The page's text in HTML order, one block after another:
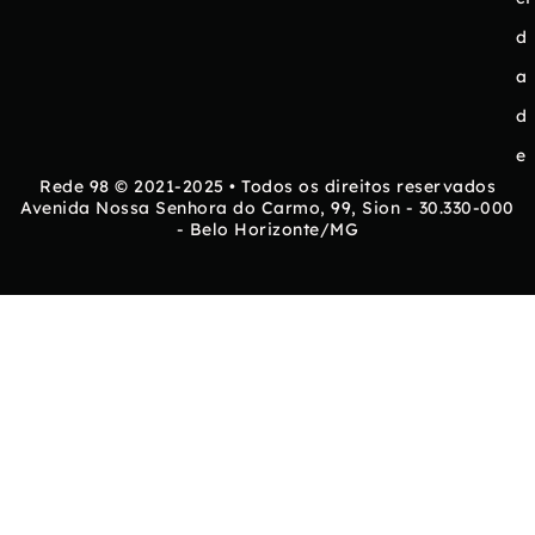
d
a
d
e
Rede 98 © 2021-2025 • Todos os direitos reservados
Avenida Nossa Senhora do Carmo, 99, Sion - 30.330-000
- Belo Horizonte/MG